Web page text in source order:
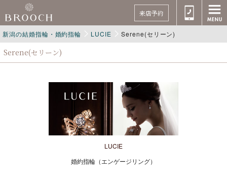
来店予約
新潟の結婚指輪・婚約指輪 LUCIE Serene(セリーン)
Serene(セリーン)
LUCIE
婚約指輪（エンゲージリング）